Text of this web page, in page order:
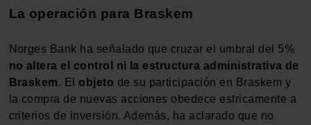
La operación para Braskem
Norges Bank ha señalado que cruzar el umbral del 5%
no altera el control ni la estructura administrativa de
Braskem. El objeto de su participación en Braskem y
la compra de nuevas acciones obedece estricamente a
criterios de inversión. Además, ha aclarado que no